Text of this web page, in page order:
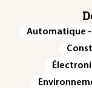
Automatique